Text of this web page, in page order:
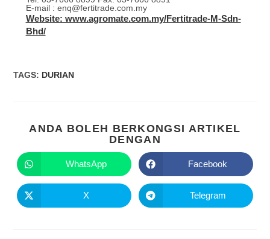
E-mail : enq@fertitrade.com.my
Website: www.agromate.com.my/Fertitrade-M-Sdn-
Bhd/
TAGS: DURIAN
ANDA BOLEH BERKONGSI ARTIKEL
DENGAN
WhatsApp Facebook
X Telegram